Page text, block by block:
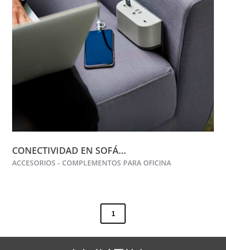
CONECTIVIDAD EN SOFÁ...
ACCESORIOS - COMPLEMENTOS PARA OFICINA
1